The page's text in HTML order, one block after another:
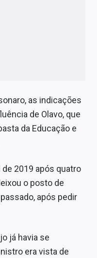
as indicações
de Olavo, que
da Educação e
2019 após quatro
o posto de
após pedir
já havia se
era vista de